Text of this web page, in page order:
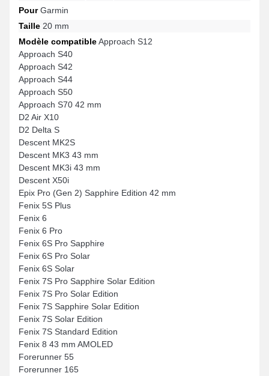
PourGarmin
Taille 20 mm
Modèle compatibleApproach S12
Approach S40
Approach S42
Approach S44
Approach S50
Approach S70 42 mm
D2 Air X10
D2 Delta S
Descent MK2S
Descent MK3 43 mm
Descent MK3i 43 mm
Descent X50i
Epix Pro (Gen 2) Sapphire Edition 42 mm
Fenix 5S Plus
Fenix 6
Fenix 6 Pro
Fenix 6S Pro Sapphire
Fenix 6S Pro Solar
Fenix 6S Solar
Fenix 7S Pro Sapphire Solar Edition
Fenix 7S Pro Solar Edition
Fenix 7S Sapphire Solar Edition
Fenix 7S Solar Edition
Fenix 7S Standard Edition
Fenix 8 43 mm AMOLED
Forerunner 55
Forerunner 165